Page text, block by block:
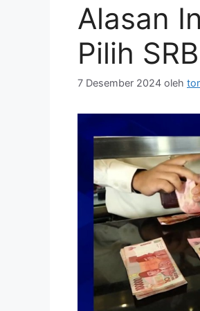
Alasan
Pilih
7 Desember 2024 oleh